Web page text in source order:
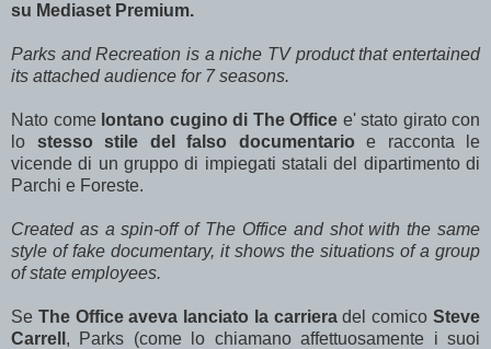
su Mediaset Premium.
Parks and Recreation is a niche TV product that entertained
its attached audience for 7 seasons.
Nato come lontano cugino di The Office e' stato girato con
lo stesso stile del falso documentario e racconta le
vicende di un gruppo di impiegati statali del dipartimento di
Parchi e Foreste.
Created as a spin-off of The Office and shot with the same
style of fake documentary, it shows the situations of a group
of state employees.
Se The Office aveva lanciato la carrieradel comicoSteve
Carrell , Parks (come lo chiamano affettuosamente i suoi